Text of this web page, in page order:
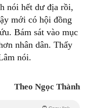
nói hết dư địa rồi,
mới có hội đồng
Bám sát vào mục
nhân dân. Thấy
nói.
Theo Ngọc Thành